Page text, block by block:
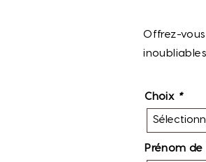
Offrez-
Choix *
Prénom de